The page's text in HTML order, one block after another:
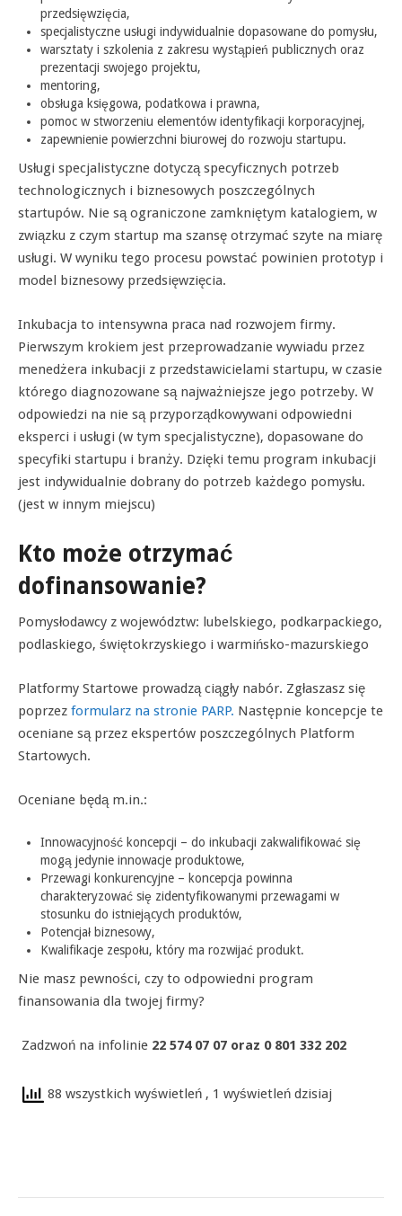
przedsięwzięcia,
specjalistyczne usługi indywidualnie dopasowane do pomysłu,
warsztaty i szkolenia z zakresu wystąpień publicznych oraz
prezentacji swojego projektu,
mentoring,
obsługa księgowa, podatkowa i prawna,
pomoc w stworzeniu elementów identyfikacji korporacyjnej,
zapewnienie powierzchni biurowej do rozwoju startupu.
Usługi specjalistyczne dotyczą specyficznych potrzeb
technologicznych i biznesowych poszczególnych
startupów. Nie są ograniczone zamkniętym katalogiem, w
związku z czym startup ma szansę otrzymać szyte na miarę
usługi. W wyniku tego procesu powstać powinien prototyp i
model biznesowy przedsięwzięcia.
Inkubacja to intensywna praca nad rozwojem firmy.
Pierwszym krokiem jest przeprowadzanie wywiadu przez
menedżera inkubacji z przedstawicielami startupu, w czasie
którego diagnozowane są najważniejsze jego potrzeby. W
odpowiedzi na nie są przyporządkowywani odpowiedni
eksperci i usługi (w tym specjalistyczne), dopasowane do
specyfiki startupu i branży. Dzięki temu program inkubacji
jest indywidualnie dobrany do potrzeb każdego pomysłu.
(jest w innym miejscu)
Kto może otrzymać
dofinansowanie?
Pomysłodawcy z województw: lubelskiego, podkarpackiego,
podlaskiego, świętokrzyskiego i warmińsko-mazurskiego
Platformy Startowe prowadzą ciągły nabór. Zgłaszasz się
poprzez formularz na stronie PARP. Następnie koncepcje te
oceniane są przez ekspertów poszczególnych Platform
Startowych.
Oceniane będą m.in.:
Innowacyjność koncepcji – do inkubacji zakwalifikować się
mogą jedynie innowacje produktowe,
Przewagi konkurencyjne – koncepcja powinna
charakteryzować się zidentyfikowanymi przewagami w
stosunku do istniejących produktów,
Potencjał biznesowy,
Kwalifikacje zespołu, który ma rozwijać produkt.
Nie masz pewności, czy to odpowiedni program
finansowania dla twojej firmy?
Zadzwoń na infolinie 22 574 07 07 oraz 0 801 332 202
88 wszystkich wyświetleń , 1 wyświetleń dzisiaj